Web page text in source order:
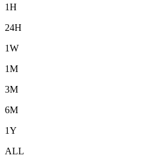
1H
24H
1W
1M
3M
6M
1Y
ALL